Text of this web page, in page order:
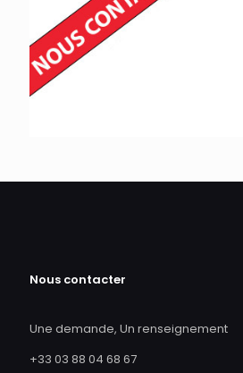
Nous contacter
Une demande, Un renseignement
+33 03 88 04 68 67